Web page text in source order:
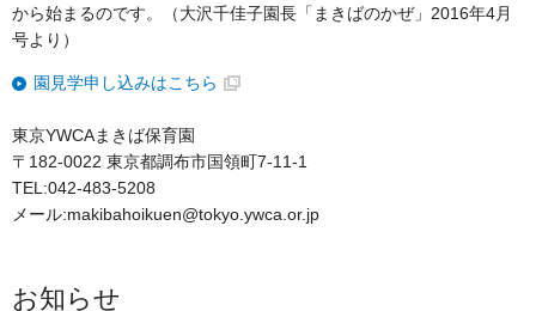
から始まるのです。（大沢千佳子園長「まきばのかぜ」2016年4月
号より）
園見学申し込みはこちら
東京YWCAまきば保育園
〒182-0022 東京都調布市国領町7-11-1
TEL:042-483-5208
メール:makibahoikuen@tokyo.ywca.or.jp
お知らせ